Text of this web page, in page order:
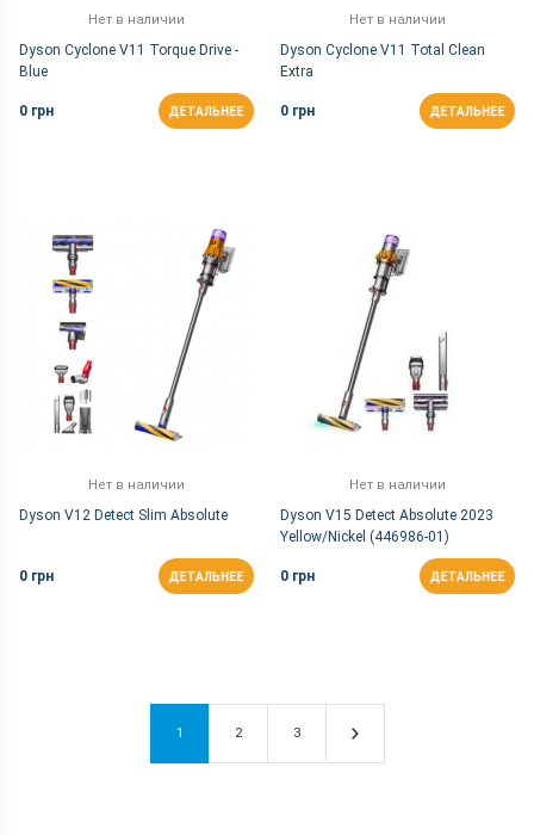
Нет в наличии
Dyson Cyclone V11 Torque Drive -
Blue
0 грн ДЕТАЛЬНЕЕ
Нет в наличии
Dyson Cyclone V11 Total Clean
Extra
0 грн ДЕТАЛЬНЕЕ
Нет в наличии
Dyson V12 Detect Slim Absolute
0 грн ДЕТАЛЬНЕЕ
Нет в наличии
Dyson V15 Detect Absolute 2023
Yellow/Nickel (446986-01)
0 грн ДЕТАЛЬНЕЕ
1 2 3